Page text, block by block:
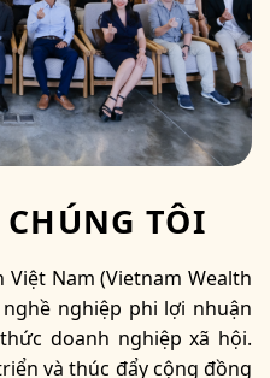
TÔI
Việt Nam (Vietnam Wealth
nghiệp phi lợi nhuận
doanh nghiệp xã hội.
và thúc đẩy cộng đồng